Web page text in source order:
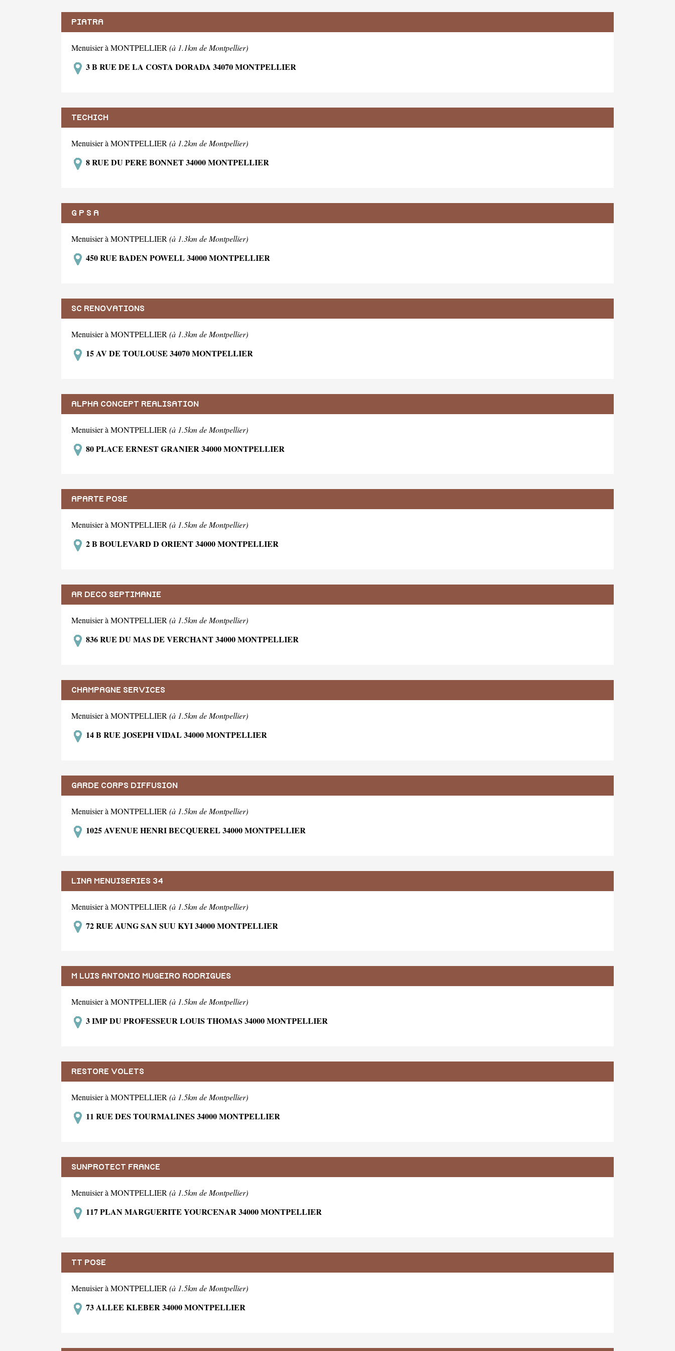
PIATRA
Menuisier à MONTPELLIER(à 1.1km de Montpellier)
3 B RUE DE LA COSTA DORADA 34070 MONTPELLIER
TECHICH
Menuisier à MONTPELLIER (à 1.2km de Montpellier)
8 RUE DU PERE BONNET 34000 MONTPELLIER
G P S A
Menuisier à MONTPELLIER (à 1.3km de Montpellier)
450 RUE BADEN POWELL 34000 MONTPELLIER
SC RENOVATIONS
Menuisier à MONTPELLIER (à 1.3km de Montpellier)
15 AV DE TOULOUSE 34070 MONTPELLIER
ALPHA CONCEPT REALISATION
Menuisier à MONTPELLIER (à 1.5km de Montpellier)
80 PLACE ERNEST GRANIER 34000 MONTPELLIER
APARTE POSE
Menuisier à MONTPELLIER(à 1.5km de Montpellier)
2 B BOULEVARD D ORIENT 34000 MONTPELLIER
AR DECO SEPTIMANIE
Menuisier à MONTPELLIER (à 1.5km de Montpellier)
836 RUE DU MAS DE VERCHANT 34000 MONTPELLIER
CHAMPAGNE SERVICES
Menuisier à MONTPELLIER (à 1.5km de Montpellier)
14 B RUE JOSEPH VIDAL 34000 MONTPELLIER
GARDE CORPS DIFFUSION
Menuisier à MONTPELLIER (à 1.5km de Montpellier)
1025 AVENUE HENRI BECQUEREL 34000 MONTPELLIER
LINA MENUISERIES 34
Menuisier à MONTPELLIER (à 1.5km de Montpellier)
72 RUE AUNG SAN SUU KYI 34000 MONTPELLIER
M LUIS ANTONIO MUGEIRO RODRIGUES
Menuisier à MONTPELLIER(à 1.5km de Montpellier)
3 IMP DU PROFESSEUR LOUIS THOMAS 34000 MONTPELLIER
RESTORE VOLETS
Menuisier à MONTPELLIER(à 1.5km de Montpellier)
11 RUE DES TOURMALINES 34000 MONTPELLIER
SUNPROTECT FRANCE
Menuisier à MONTPELLIER (à 1.5km de Montpellier)
117 PLAN MARGUERITE YOURCENAR 34000 MONTPELLIER
TT POSE
Menuisier à MONTPELLIER (à 1.5km de Montpellier)
73 ALLEE KLEBER 34000 MONTPELLIER